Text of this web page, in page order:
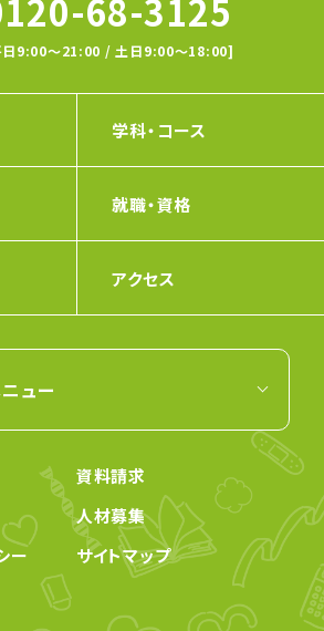
68-3125
日9:00〜21:00 / 土日9:00〜18:00]
学科・コース
就職・資格
アクセス
ュー
資料請求
人材募集
ー
サイトマップ